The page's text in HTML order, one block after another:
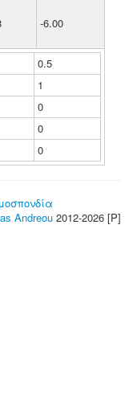
-6.00
0.5
1
0
0
0
Andreou 2012-2026 [P]